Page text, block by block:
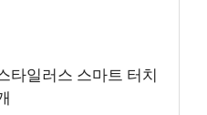
타일러스 스마트 터치